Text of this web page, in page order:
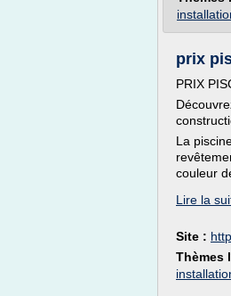
prix
PRIX
La
couleur
Lire la
Site :
Thèmes